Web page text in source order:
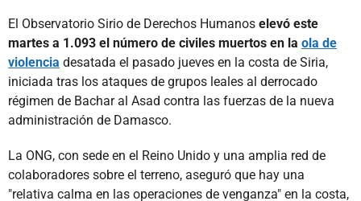
El Observatorio Sirio de Derechos Humanos elevó este
martes a 1.093 el número de civiles muertos en la ola de
violencia desatada el pasado jueves en la costa de Siria,
iniciada tras los ataques de grupos leales al derrocado
régimen de Bachar al Asad contra las fuerzas de la nueva
administración de Damasco.
La ONG, con sede en el Reino Unido y una amplia red de
colaboradores sobre el terreno, aseguró que hay una
"relativa calma en las operaciones de venganza" en la costa,